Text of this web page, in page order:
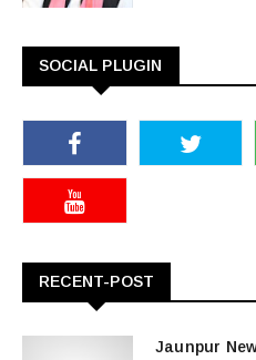
SOCIAL PLUGIN
RECENT-POST
Jaunpur News